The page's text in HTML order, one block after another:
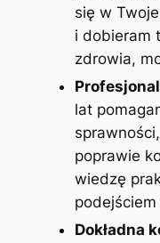
się w
i dobieram
zdrowia,
lat
poprawie
wiedzę
podejściem
Dokładna